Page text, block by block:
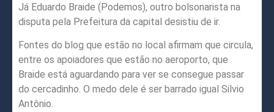
Já Eduardo Braide (Podemos), outro bolsonarista na
disputa pela Prefeitura da capital desistiu de ir.
Fontes do blog que estão no local afirmam que circula,
entre os apoiadores que estão no aeroporto, que
Braide está aguardando para ver se consegue passar
do cercadinho. O medo dele é ser barrado igual Silvio
Antônio.